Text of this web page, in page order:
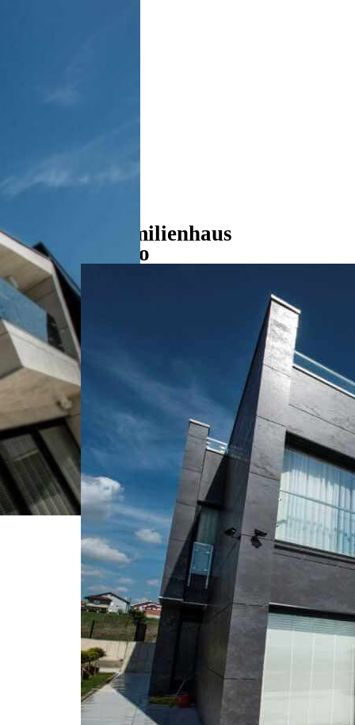
Einfamilienhaus
Kosovo